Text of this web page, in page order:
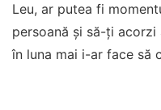
Leu, ar putea fi
persoană și să-ți acorzi
în luna mai i-ar face să